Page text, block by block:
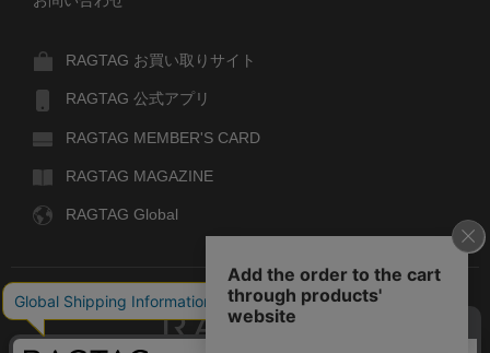
RAGTAG お買い取りサイト
RAGTAG 公式アプリ
RAGTAG MEMBER'S CARD
RAGTAG MAGAZINE
RAGTAG Global